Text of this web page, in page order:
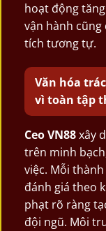
hoạt động
vận hành
tích tương tự.
Văn hóa
vì toàn tập
Ceo VN88xây
trên minh
việc. Mỗi
đánh giá theo
phạt rõ ràng
đội ngũ. Môi